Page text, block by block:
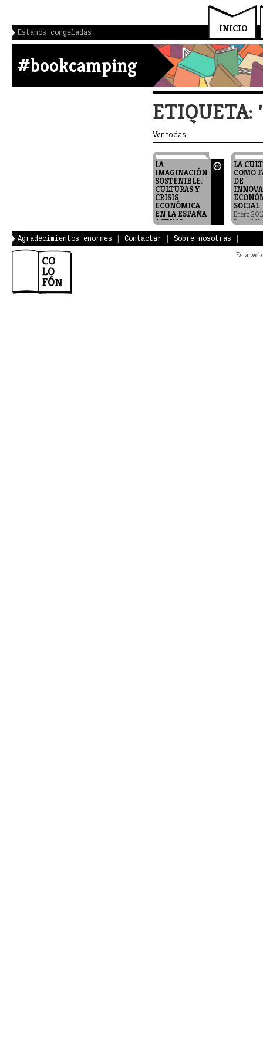
INICIO
Estamos congeladas
#bookcamping
ETIQUETA:
Ver todas
LA
IMAGINACIÓN
SOSTENIBLE:
CULTURAS Y
CRISIS
ECONÓMICA
EN LA ESPAÑA
ACTUAL
Coord. Luis
Moreno-Caballud
LA
COMO
DE
SOCIAL
Enero
Rausell
científico)
Valencia
Agradecimientos enormes Contactar Sobre nosotras
Esta